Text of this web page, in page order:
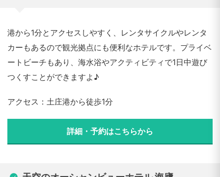
港から1分とアクセスしやすく、レンタサイクルやレンタ
カーもあるので観光拠点にも便利なホテルです。プライベ
ートビーチもあり、海水浴やアクティビティで1日中遊び
つくすことができますよ♪
アクセス：土庄港から徒歩1分
詳細・予約はこちらから